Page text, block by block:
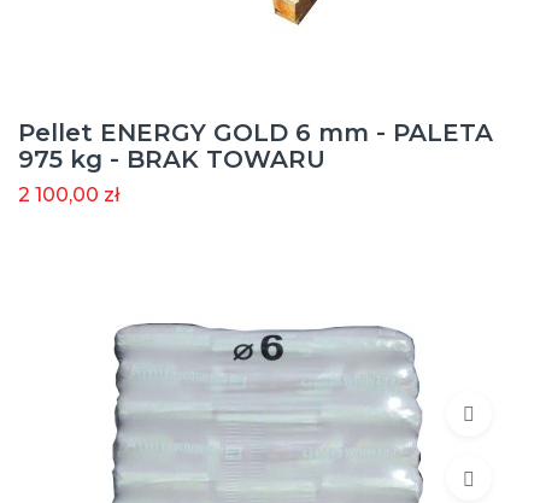
Pellet ENERGY GOLD 6 mm - PALETA
975 kg - BRAK TOWARU
2 100,00 zł